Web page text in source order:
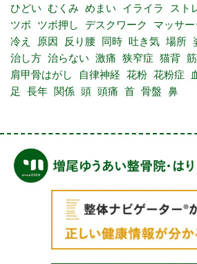
ひどい むくみ めまい イライラ スト
ツボ ツボ押し デスクワーク マッサー
冷え
原因 反り腰 同時 吐き気 場所
治し方 治らない 激痛 狭窄症 猫背
肩甲骨はがし
自律神経 花粉 花粉症
足 長年 関係 頭 頭痛 首 骨盤 鼻